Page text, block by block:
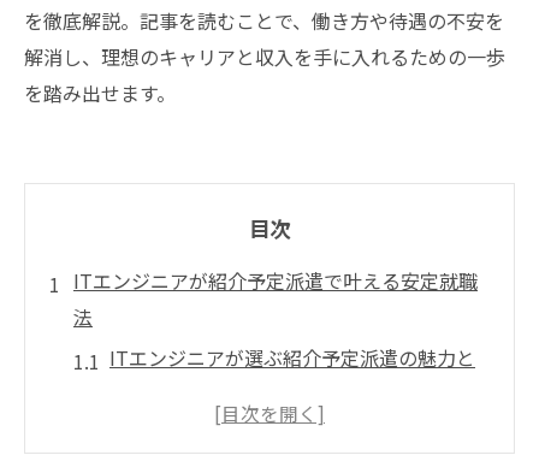
を徹底解説。記事を読むことで、働き方や待遇の不安を
解消し、理想のキャリアと収入を手に入れるための一歩
を踏み出せます。
目次
ITエンジニアが紹介予定派遣で叶える安定就職
法
ITエンジニアが選ぶ紹介予定派遣の魅力と
プログラマー志望者が知るべき安定就職の